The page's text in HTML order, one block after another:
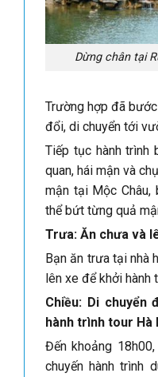
Dừng chân tại
Trường hợp đã
đổi, di chuyển tới
Tiếp tục hành trình
quan, hái mận và
mận tại Mộc
thể bứt từng quả
Trưa: Ăn chưa và
Bạn ăn trưa tại nhà
lên xe để khởi hành
Chiều: Di chuyển
hành trình tour Hà
Đến khoảng
chuyến hành trình